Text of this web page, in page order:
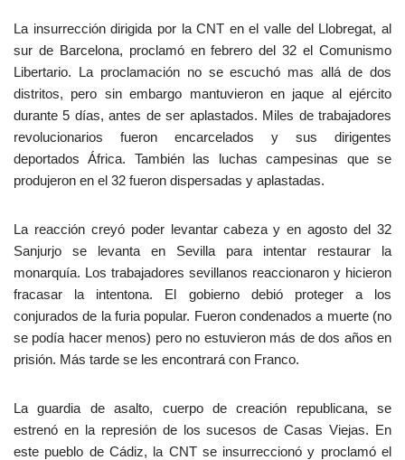
La insurrección dirigida por la CNT en el valle del Llobregat, al
sur de Barcelona, proclamó en febrero del 32 el Comunismo
Libertario. La proclamación no se escuchó mas allá de dos
distritos, pero sin embargo mantuvieron en jaque al ejército
durante 5 días, antes de ser aplastados. Miles de trabajadores
revolucionarios fueron encarcelados y sus dirigentes
deportados África. También las luchas campesinas que se
produjeron en el 32 fueron dispersadas y aplastadas.
La reacción creyó poder levantar cabeza y en agosto del 32
Sanjurjo se levanta en Sevilla para intentar restaurar la
monarquía. Los trabajadores sevillanos reaccionaron y hicieron
fracasar la intentona. El gobierno debió proteger a los
conjurados de la furia popular. Fueron condenados a muerte (no
se podía hacer menos) pero no estuvieron más de dos años en
prisión. Más tarde se les encontrará con Franco.
La guardia de asalto, cuerpo de creación republicana, se
estrenó en la represión de los sucesos de Casas Viejas. En
este pueblo de Cádiz, la CNT se insurreccionó y proclamó el